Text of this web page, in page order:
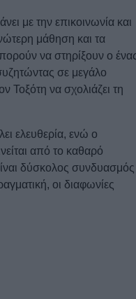
με την επικοινωνία και
μάθηση και τα
να στηρίξουν ο
σε μεγάλο
Τοξότη να σχολιάζει τη
ελευθερία, ενώ ο
από το καθαρό
δύσκολος συνδυασμός
οι διαφωνίες